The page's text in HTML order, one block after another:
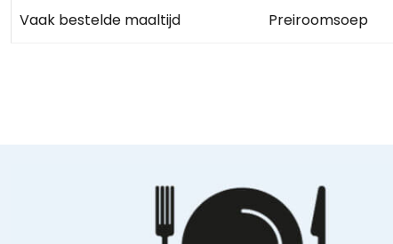
Vaak bestelde maaltijd Preiroomsoep